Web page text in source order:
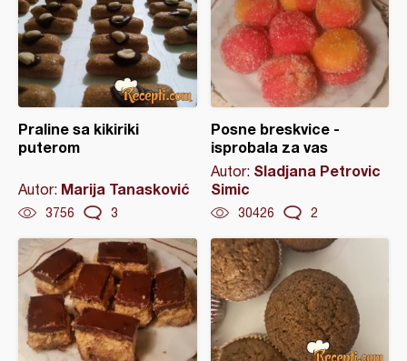
Praline sa kikiriki
puterom
Autor: Marija Tanasković
3756 3
Posne breskvice -
isprobala za vas
Autor: Sladjana Petrovic
Simic
30426 2